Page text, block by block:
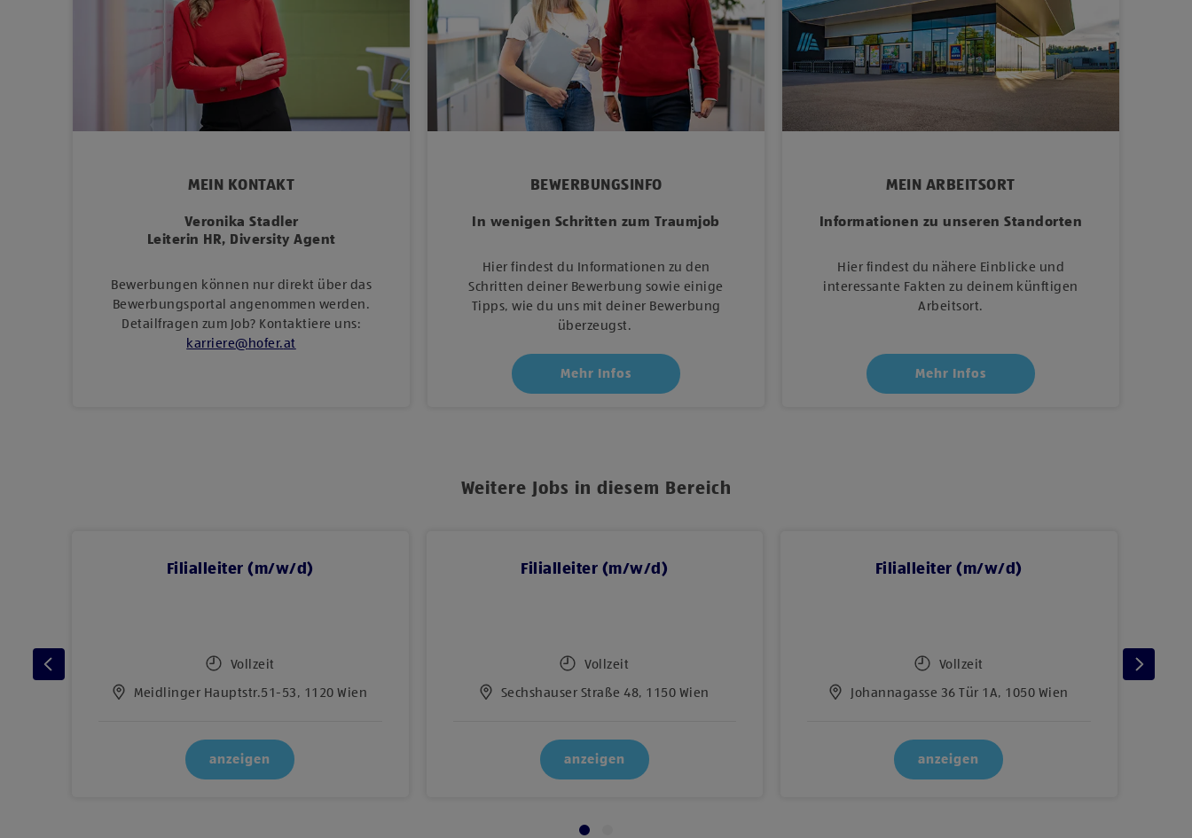
MEIN KONTAKT
Veronika Stadler
Leiterin HR, Diversity Agent
Bewerbungen können nur direkt über das
Bewerbungsportal angenommen werden.
Detailfragen zum Job? Kontaktiere uns:
karriere@ hofer.at
BEWERBUNGSINFO
In wenigen Schritten zum Traumjob
Hier findest du Informationen zu den
Schritten deiner Bewerbung sowie einige
Tipps, wie du uns mit deiner Bewerbung
überzeugst.
Mehr Infos
MEIN ARBEITSORT
Informationen zu unseren Standorten
Hier findest du nähere Einblicke und
interessante Fakten zu deinem künftigen
Arbeitsort.
Mehr Infos
Weitere Jobs in diesem Bereich
Filialleiter (m/w/d)
Vollzeit
Meidlinger Hauptstr.51-53, 1120 Wien
anzeigen
Filialleiter (m/w/d)
Vollzeit
Sechshauser Straße 48, 1150 Wien
anzeigen
Filialleiter (m/w/d)
Vollzeit
Johannagasse 36 Tür 1A, 1050 Wien
anzeigen